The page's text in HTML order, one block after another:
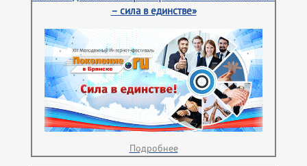
– сила в единстве»
Подробнее